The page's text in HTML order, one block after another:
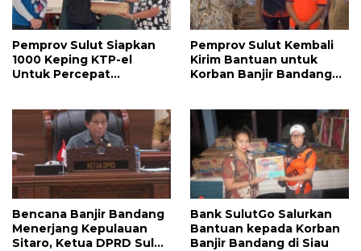
Pemprov Sulut Siapkan
1000 Keping KTP-el
Untuk Percepat
Pemprov Sulut Kembali
Kirim Bantuan untuk
Korban Banjir Bandang
Bencana Banjir Bandang
Menerjang Kepulauan
Sitaro, Ketua DPRD Sulut
Bank SulutGo Salurkan
Bantuan kepada Korban
Banjir Bandang di Siau